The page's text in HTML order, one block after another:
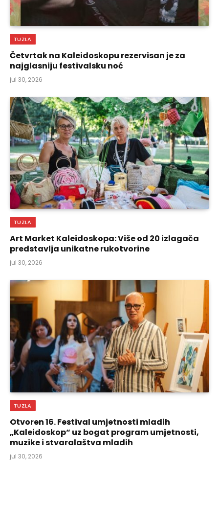
TUZLA
Četvrtak na Kaleidoskopu rezervisan je za
najglasniju festivalsku noć
jul 30, 2026
TUZLA
Art Market Kaleidoskopa: Više od 20 izlagača
predstavlja unikatne rukotvorine
jul 30, 2026
TUZLA
Otvoren 16. Festival umjetnosti mladih
„Kaleidoskop“ uz bogat program umjetnosti,
muzike i stvaralaštva mladih
jul 30, 2026